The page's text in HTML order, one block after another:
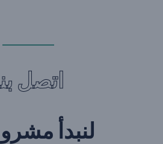
اتصل
لنبدأ